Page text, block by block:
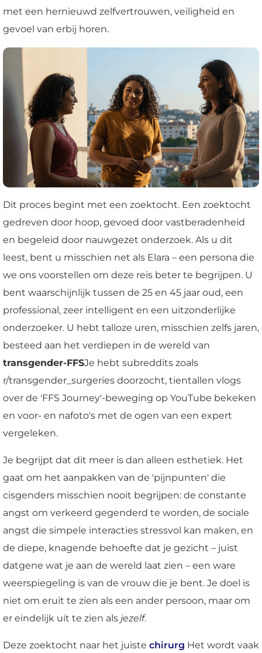
met een hernieuwd zelfvertrouwen, veiligheid en
gevoel van erbij horen.
Dit proces begint met een zoektocht. Een zoektocht
gedreven door hoop, gevoed door vastberadenheid
en begeleid door nauwgezet onderzoek. Als u dit
leest, bent u misschien net als Elara – een persona die
we ons voorstellen om deze reis beter te begrijpen. U
bent waarschijnlijk tussen de 25 en 45 jaar oud, een
professional, zeer intelligent en een uitzonderlijke
onderzoeker. U hebt talloze uren, misschien zelfs jaren,
besteed aan het verdiepen in de wereld van
transgender-FFSJe hebt subreddits zoals
r/transgender_surgeries doorzocht, tientallen vlogs
over de 'FFS Journey'-beweging op YouTube bekeken
en voor- en nafoto's met de ogen van een expert
vergeleken.
Je begrijpt dat dit meer is dan alleen esthetiek. Het
gaat om het aanpakken van de 'pijnpunten' die
cisgenders misschien nooit begrijpen: de constante
angst om verkeerd gegenderd te worden, de sociale
angst die simpele interacties stressvol kan maken, en
de diepe, knagende behoefte dat je gezicht – juist
datgene wat je aan de wereld laat zien – een ware
weerspiegeling is van de vrouw die je bent. Je doel is
niet om eruit te zien als een ander persoon, maar om
er eindelijk uit te zien als jezelf.
Deze zoektocht naar het juiste chirurg Het wordt vaak